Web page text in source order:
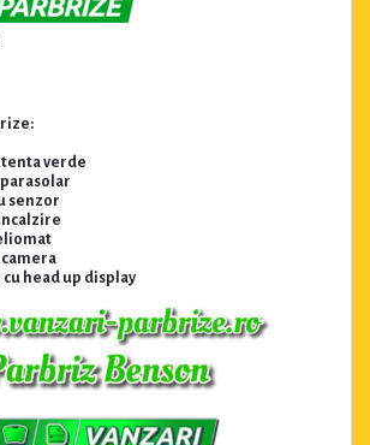
tenta verde
parasolar
senzor
camera
head up display